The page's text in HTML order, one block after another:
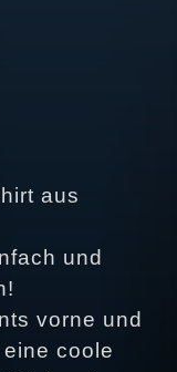
aus
und
vorne und
coole